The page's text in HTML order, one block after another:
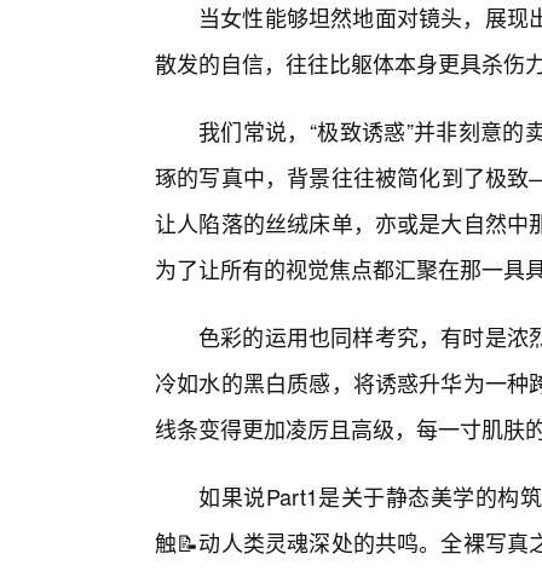
当女性能够坦然地面对镜头，展
散发的自信，往往比躯体本身更具杀伤
我们常说，“极致诱惑”并非刻意
琢的写真中，背景往往被简化到了极
让人陷落的丝绒床单，亦或是大自然
为了让所有的视觉焦点都汇聚在那一具
色彩的运用也同样考究，有时是浓
冷如水的黑白质感，将诱惑升华为一
线条变得更加凌厉且高级，每一寸肌肤
如果说Part1是关于静态美学的构
触📝动人类灵魂深处的共鸣。全裸写